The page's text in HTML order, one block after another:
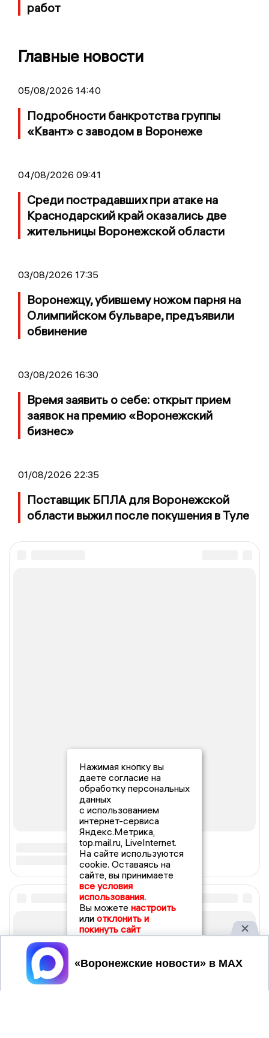
работ
Главные новости
05/08/2026 14:40
Подробности банкротства группы
«Квант» с заводом в Воронеже
04/08/2026 09:41
Среди пострадавших при атаке на
Краснодарский край оказались две
жительницы Воронежской области
03/08/2026 17:35
Воронежцу, убившему ножом парня на
Олимпийском бульваре, предъявили
обвинение
03/08/2026 16:30
Время заявить о себе: открыт прием
заявок на премию «Воронежский
бизнес»
01/08/2026 22:35
Поставщик БПЛА для Воронежской
области выжил после покушения в Туле
Нажимая кнопку вы
даете согласие на
обработку персональных
данных
с использованием
интернет-сервиса
Яндекс.Метрика,
top.mail.ru, LiveInternet.
На сайте используются
cookie. Оставаясь на
сайте, вы принимаете
все условия
использования.
Вы можете настроить
или отклонить и
покинуть сайт
Принять